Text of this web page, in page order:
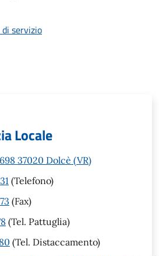
servizio
Locale
37020 Dolcè (VR)
(Telefono)
(Fax)
(Tel. Pattuglia)
(Tel. Distaccamento)